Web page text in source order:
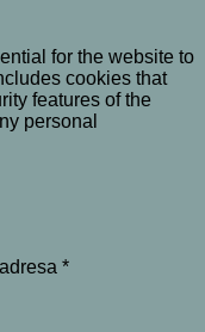
for the website to
cookies that
features of the
personal
*Povinné